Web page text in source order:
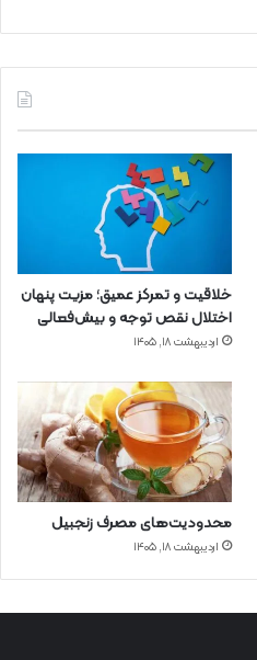
خلاقیت و تمرکز عمیق؛ مزیت پنهان
اختلال نقص توجه و بیش‌فعالی
اردیبهشت ۱۸, ۱۴۰۵
محدودیت‌های مصرف زنجبیل
اردیبهشت ۱۸, ۱۴۰۵